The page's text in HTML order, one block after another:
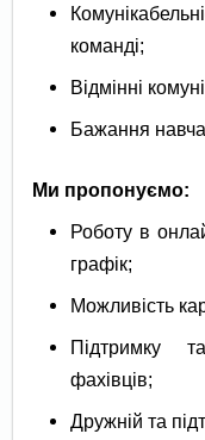
команді;
Відмінні
Бажання
Ми пропонуємо:
Роботу в
графік;
Можливість
Підтримку
фахівців;
Дружній та